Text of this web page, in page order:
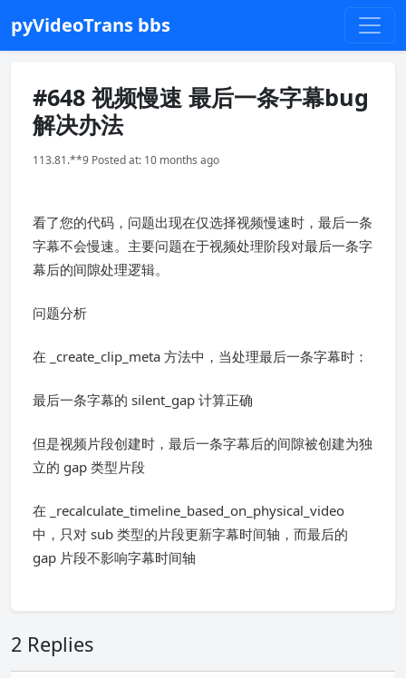
pyVideoTrans bbs
#648 视频慢速 最后一条字幕bug
解决办法
113.81.**9 Posted at: 10 months ago
看了您的代码，问题出现在仅选择视频慢速时，最后一条
字幕不会慢速。主要问题在于视频处理阶段对最后一条字
幕后的间隙处理逻辑。
问题分析
在 _create_clip_meta 方法中，当处理最后一条字幕时：
最后一条字幕的 silent_gap 计算正确
但是视频片段创建时，最后一条字幕后的间隙被创建为独
立的 gap 类型片段
在 _recalculate_timeline_based_on_physical_video
中，只对 sub 类型的片段更新字幕时间轴，而最后的
gap 片段不影响字幕时间轴
2 Replies